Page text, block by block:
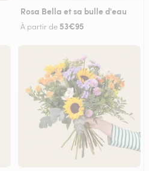
Rosa Bella et sa bulle d'eau
À partir de 53€95